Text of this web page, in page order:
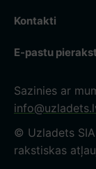
Kontakti
E-pastu
Sazinies ar
© Uzladets
rakstiskas